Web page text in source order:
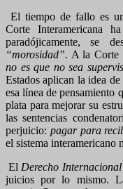
El tiempo de fallo es
Corte Interamericana
paradójicamente, se
“morosidad”. A la Corte
no es que no sea
Estados aplican la idea de
esa línea de pensamiento
plata para mejorar su
las sentencias
perjuicio: pagar para
el sistema interamericano
El Derecho Internacional
juicios por lo mismo.